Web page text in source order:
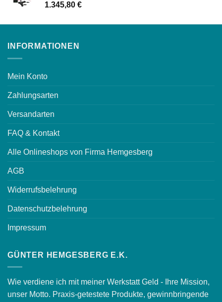
1.345,80 €
INFORMATIONEN
Mein Konto
Zahlungsarten
Versandarten
FAQ & Kontakt
Alle Onlineshops von Firma Hemgesberg
AGB
Widerrufsbelehrung
Datenschutzbelehrung
Impressum
GÜNTER HEMGESBERG E.K.
Wie verdiene ich mit meiner Werkstatt Geld - Ihre Mission,
unser Motto. Praxis-getestete Produkte, gewinnbringende